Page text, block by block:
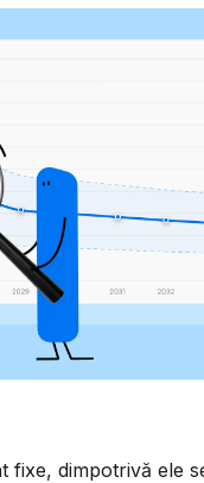
fixe, dimpotrivă ele